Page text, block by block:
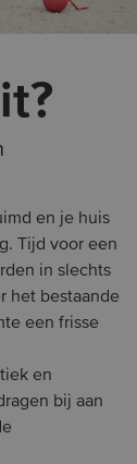
en je huis
Tijd voor een
in slechts
het bestaande
een frisse
en
bij aan